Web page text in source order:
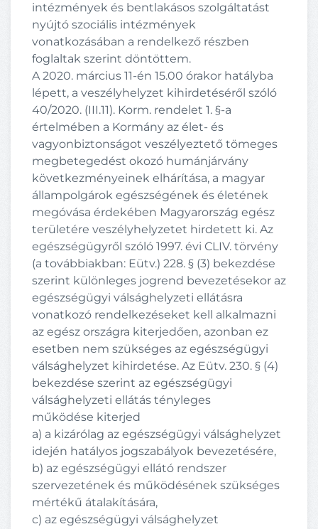
intézmények és bentlakásos szolgáltatást
nyújtó szociális intézmények
vonatkozásában a rendelkező részben
foglaltak szerint döntöttem.
A 2020. március 11-én 15.00 órakor hatályba
lépett, a veszélyhelyzet kihirdetéséről szóló
40/2020. (III.11). Korm. rendelet 1. §-a
értelmében a Kormány az élet- és
vagyonbiztonságot veszélyeztető tömeges
megbetegedést okozó humánjárvány
következményeinek elhárítása, a magyar
állampolgárok egészségének és életének
megóvása érdekében Magyarország egész
területére veszélyhelyzetet hirdetett ki. Az
egészségügyről szóló 1997. évi CLIV. törvény
(a továbbiakban: Eütv.) 228. § (3) bekezdése
szerint különleges jogrend bevezetésekor az
egészségügyi válsághelyzeti ellátásra
vonatkozó rendelkezéseket kell alkalmazni
az egész országra kiterjedően, azonban ez
esetben nem szükséges az egészségügyi
válsághelyzet kihirdetése. Az Eütv. 230. § (4)
bekezdése szerint az egészségügyi
válsághelyzeti ellátás tényleges
működése kiterjed
a) a kizárólag az egészségügyi válsághelyzet
idején hatályos jogszabályok bevezetésére,
b) az egészségügyi ellátó rendszer
szervezetének és működésének szükséges
mértékű átalakítására,
c) az egészségügyi válsághelyzet